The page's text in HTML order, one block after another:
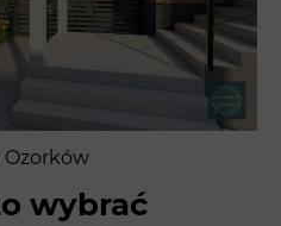
wybrać